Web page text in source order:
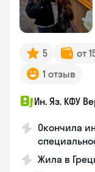
5 от
1 отзыв
Ин. Яз. КФУ
Окончила
Жила в